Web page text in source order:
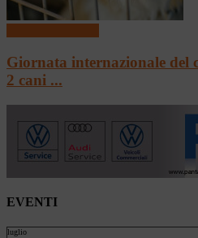
Giornata internazionale del
2 cani ...
EVENTI
luglio